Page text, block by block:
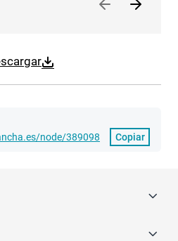
node/389098
Copiar